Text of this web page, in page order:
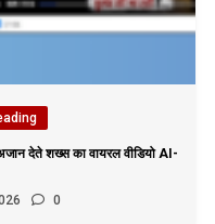
देते शख्स का वायरल वीडियो AI-
0